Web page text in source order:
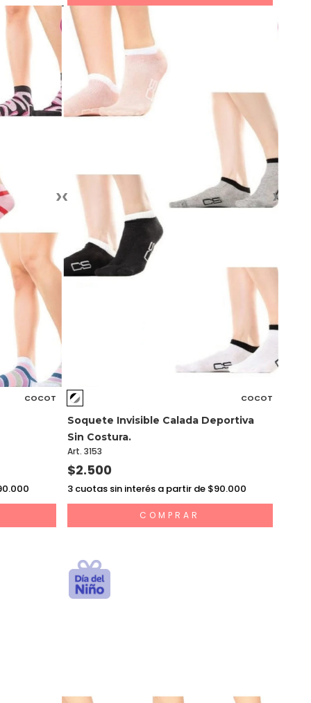
›
COCOT
‹ ›
COCOT
Soquete Invisible Calada Deportiva
Sin Costura.
Art. 3153
$2.500
3 cuotas sin interés a partir de $90.000
COMPRAR